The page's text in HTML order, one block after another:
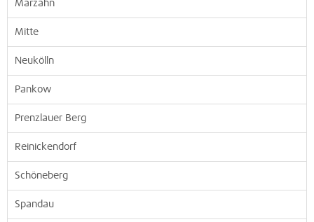
Marzahn
Mitte
Neukölln
Pankow
Prenzlauer Berg
Reinickendorf
Schöneberg
Spandau